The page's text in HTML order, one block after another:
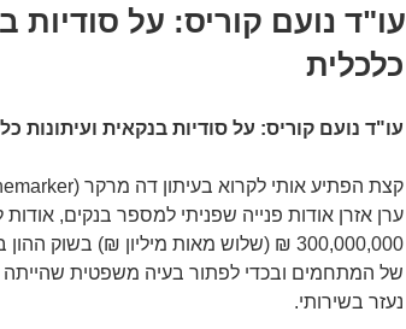
עו"ד נועם קוריס: על סודיות
כלכלית
עו"ד נועם קוריס: על סודיות בנקאית ועיתונות
ערן אזרן אודות פנייה שפניתי למספר בנקים,
300,000,000 ₪ (שלוש מאות מיליון ₪)
של המתחמים ובכדי לפתור בעיה משפטית שהייתה
נעזר בשירותי.